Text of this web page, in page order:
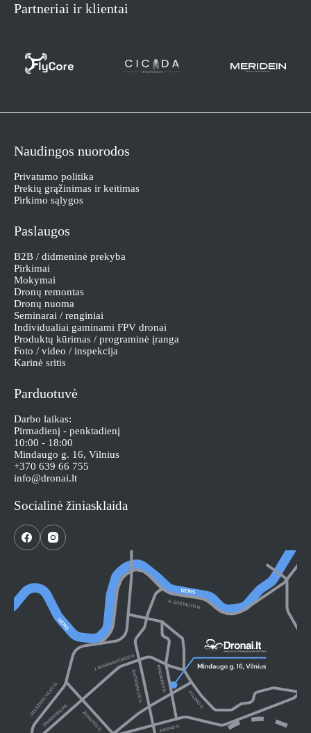
Partneriai ir klientai
Naudingos nuorodos
Privatumo politika
Prekių grąžinimas ir keitimas
Pirkimo sąlygos
Paslaugos
B2B / didmeninė prekyba
Pirkimai
Mokymai
Dronų remontas
Dronų nuoma
Seminarai / renginiai
Individualiai gaminami FPV dronai
Produktų kūrimas / programinė įranga
Foto / video / inspekcija
Karinė sritis
Parduotuvė
Darbo laikas:
Pirmadienį - penktadienį
10:00 - 18:00
Mindaugo g. 16, Vilnius
+370 639 66 755
info@dronai.lt
Socialinė žiniasklaida